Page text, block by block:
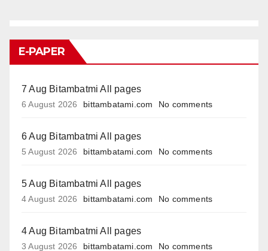
E-PAPER
7 Aug Bitambatmi All pages
6 August 2026 bittambatami.com No comments
6 Aug Bitambatmi All pages
5 August 2026 bittambatami.com No comments
5 Aug Bitambatmi All pages
4 August 2026 bittambatami.com No comments
4 Aug Bitambatmi All pages
3 August 2026 bittambatami.com No comments